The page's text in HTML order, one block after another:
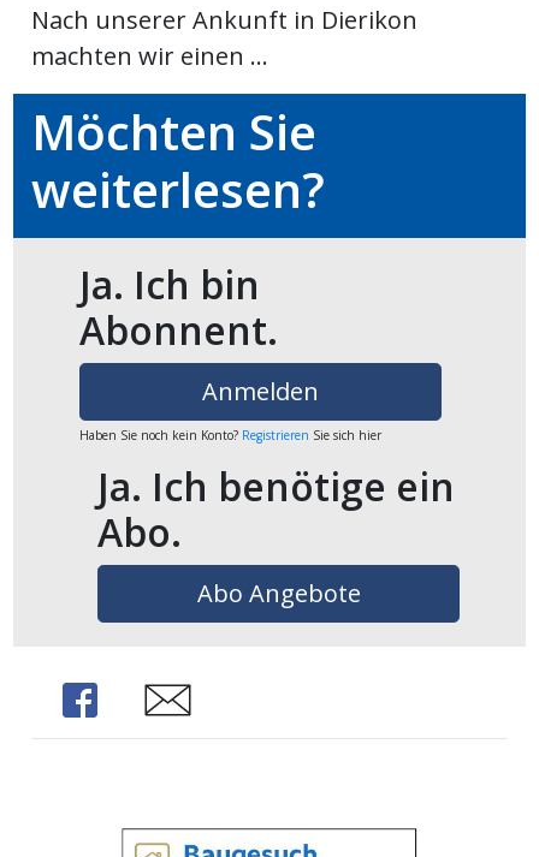
Nach unserer Ankunft in Dierikon
machten wir einen ...
Möchten Sie
weiterlesen?
Ja. Ich bin
Abonnent.
Anmelden
Haben Sie noch kein Konto? Registrieren Sie sich hier
Ja. Ich benötige ein
Abo.
Abo Angebote
Share Share